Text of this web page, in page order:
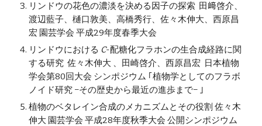
リンドウの花色の濃淡を決める因子の探索 田﨑啓介、
渡辺藍子、樋口敦美、高橋秀行、佐々木伸大、西原昌
宏 園芸学会 平成29年度春季大会
リンドウにおける C-配糖化フラホンの生合成経路に関
する研究 佐々木伸大 、田崎啓介、西原昌宏 日本植物
学会第80回大会 シンポジウム ｢植物学としてのフラボ
ノイド研究 −その歴史から最近の進歩まで− ｣
植物のベタレイン合成のメカニズムとその役割 佐々木
伸大 園芸学会 平成28年度秋季大会 公開シンポジウム